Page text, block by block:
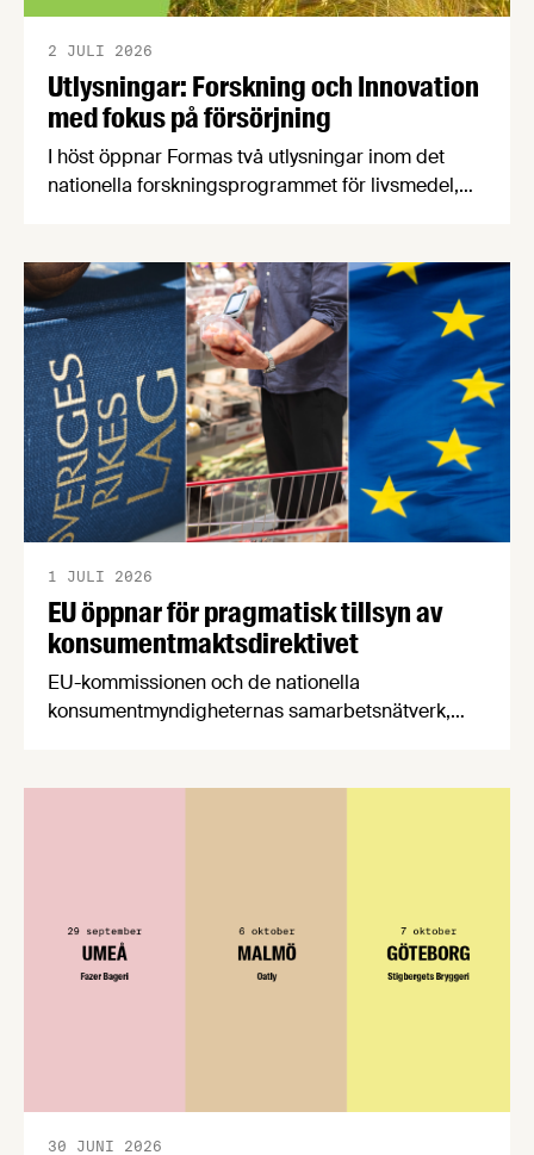
Utlysningar: Forskning och Innovation
med fokus på försörjning
2 JULI 2026
I höst öppnar Formas två utlysningar inom det
nationella forskningsprogrammet för livsmedel,
en motståndskraftig livsmedelsförsörjning", och
båda syftar till att bana väg för innovationer som
stärker Sveriges livsmedelsförsörjning.
EU öppnar för pragmatisk tillsyn av
konsumentmaktsdirektivet
1 JULI 2026
EU-kommissionen och de nationella
konsumentmyndigheternas samarbetsnätverk,
konsumentmaktsdirektivet. Livsmedelsföretagen
30 JUNI 2026